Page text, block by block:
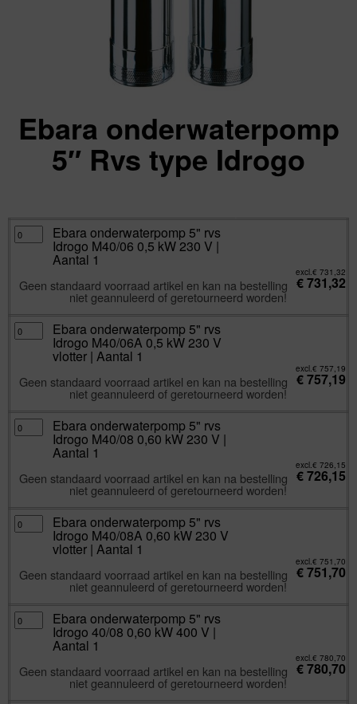
Ebara onderwaterpomp
5″ Rvs type Idrogo
Ebara
onderwaterpomp
5"
0,5
kW
Aantal
1
aantal
Ebara onderwaterpomp 5" rvs
Idrogo M40/06 0,5 kW 230 V |
Aantal 1
excl.€ 731,32
€731,32
Geen standaard voorraad artikel en kan na bestelling
niet geannuleerd of geretourneerd worden!
Ebara
onderwaterpomp
5"
0,5
kW
|
Aantal
1
Ebara onderwaterpomp 5" rvs
Idrogo M40/06A 0,5 kW 230 V
vlotter | Aantal 1
excl.€ 757,19
€757,19
Geen standaard voorraad artikel en kan na bestelling
niet geannuleerd of geretourneerd worden!
Ebara
onderwaterpomp
5"
0,60
kW
Aantal
1
aantal
Ebara onderwaterpomp 5" rvs
Idrogo M40/08 0,60 kW 230 V |
Aantal 1
excl.€ 726,15
€726,15
Geen standaard voorraad artikel en kan na bestelling
niet geannuleerd of geretourneerd worden!
Ebara
onderwaterpomp
5"
0,60
kW
|
Aantal
1
Ebara onderwaterpomp 5" rvs
Idrogo M40/08A 0,60 kW 230 V
vlotter | Aantal 1
excl.€ 751,70
€751,70
Geen standaard voorraad artikel en kan na bestelling
niet geannuleerd of geretourneerd worden!
Ebara
onderwaterpomp
5"
0,60
kW
Ebara onderwaterpomp 5" rvs
Idrogo 40/08 0,60 kW 400 V |
Aantal 1
excl.€ 780,70
€780,70
Geen standaard voorraad artikel en kan na bestelling
niet geannuleerd of geretourneerd worden!